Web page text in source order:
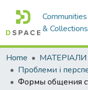
Communities
& Collections
Home